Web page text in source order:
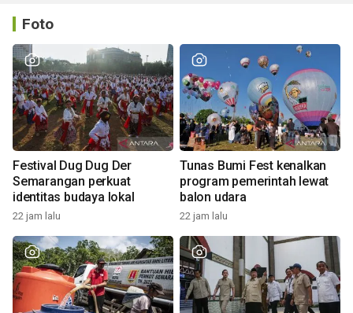
Foto
Festival Dug Dug Der
Semarangan perkuat
identitas budaya lokal
22 jam lalu
Tunas Bumi Fest kenalkan
program pemerintah lewat
balon udara
22 jam lalu